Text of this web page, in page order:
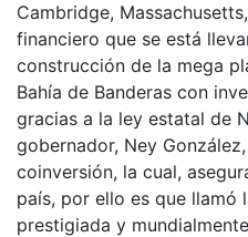
Cambridge,
financiero que se está
construcción de la mega
Bahía de Banderas con
gracias a la ley estatal de
gobernador, Ney
coinversión, la cual,
país, por ello es que llamó
prestigiada y